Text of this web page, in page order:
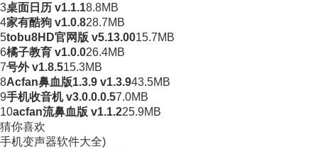
3桌面日历 v1.1.18.8MB
4家有酷狗 v1.0.828.7MB
5tobu8HD官网版 v5.13.0015.7MB
6橘子教育 v1.0.026.4MB
7号外 v1.8.515.3MB
8Acfan鼻血版1.3.9 v1.3.943.5MB
9手机收音机 v3.0.0.0.57.0MB
10acfan流鼻血版 v1.1.225.9MB
猜你喜欢
手机变声器软件大全)